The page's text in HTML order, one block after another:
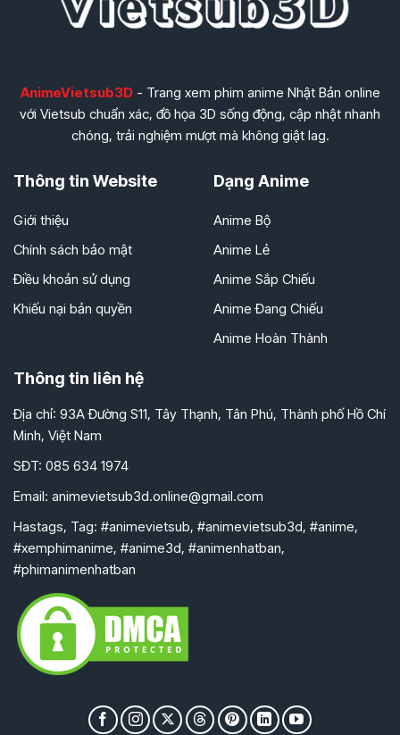
AnimeVietsub3D- Trang xem phim anime Nhật Bản online
với Vietsub chuẩn xác, đồ họa 3D sống động, cập nhật nhanh
chóng, trải nghiệm mượt mà không giật lag.
Thông tin Website
Giới thiệu
Chính sách bảo mật
Điều khoản sử dụng
Khiếu nại bản quyền
Dạng Anime
Anime Bộ
Anime Lẻ
Anime Sắp Chiếu
Anime Đang Chiếu
Anime Hoàn Thành
Thông tin liên hệ
Địa chỉ: 93A Đường S11, Tây Thạnh, Tân Phú, Thành phố Hồ Chí
Minh, Việt Nam
SĐT: 085 634 1974
Email: animevietsub3d.online@gmail.com
Hastags, Tag: #animevietsub, #animevietsub3d, #anime,
#xemphimanime, #anime3d, #animenhatban,
#phimanimenhatban